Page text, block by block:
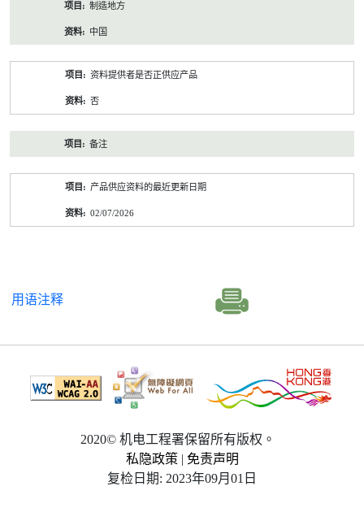
制造地方
中国
资料提供者是否正供应产品
否
备注
产品供应资料的最近更新日期
02/07/2026
用语注释
2020© 机电工程署保留所有版权。
私隐政策 | 免责声明
复检日期: 2023年09月01日